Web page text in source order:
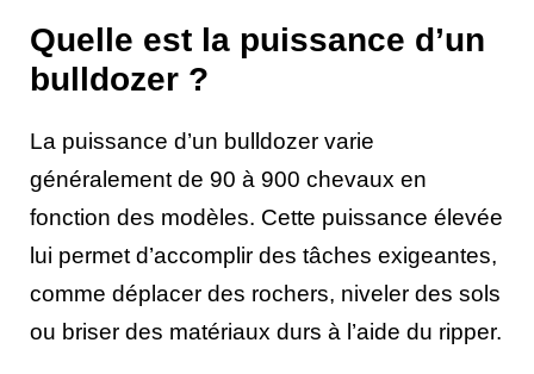
Quelle est la puissance d’un
bulldozer ?
La puissance d’un bulldozer varie
généralement de 90 à 900 chevaux en
fonction des modèles. Cette puissance élevée
lui permet d’accomplir des tâches exigeantes,
comme déplacer des rochers, niveler des sols
ou briser des matériaux durs à l’aide du ripper.